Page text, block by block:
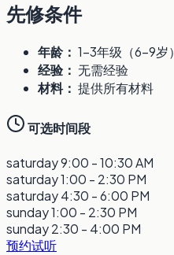
先修条件
年龄： 1-3年级（6-9岁）
经验： 无需经验
材料： 提供所有材料
可选时间段
saturday9:00 - 10:30 AM
saturday1:00 - 2:30 PM
saturday4:30 - 6:00 PM
sunday1:00 - 2:30 PM
sunday2:30 - 4:00 PM
预约试听